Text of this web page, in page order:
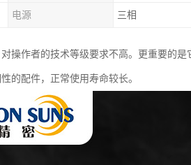
电源 三相
操作者的技术等级要求不高。更重要的
的配件，正常使用寿命较长。